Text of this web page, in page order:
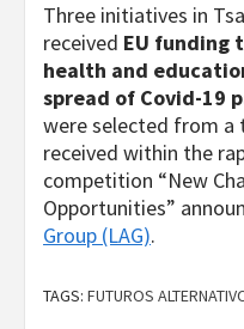
Three initiatives in
received EU funding
health and
spread of Covid-19
were selected from a
received within the
competition “New
Opportunities”
Group (LAG).
TAGS: FUTUROS